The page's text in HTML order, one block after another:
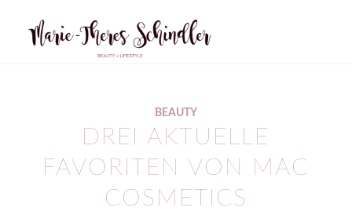
BEAUTY
DREI AKTUELLE
FAVORITEN VON MAC
COSMETICS